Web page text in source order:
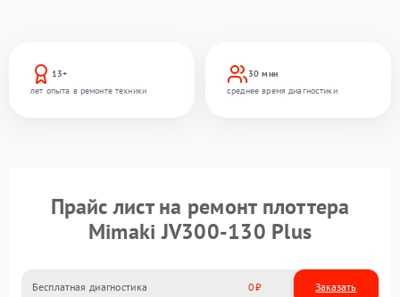
13+
лет опыта в ремонте техники
30 мин
среднее время диагностики
Прайс лист на ремонт плоттера
Mimaki JV300-130 Plus
Бесплатная диагностика 0 Заказать